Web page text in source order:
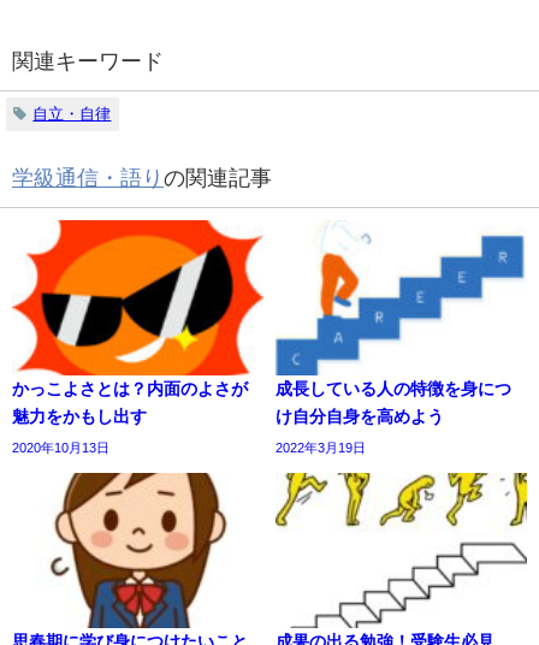
関連キーワード
自立・自律
学級通信・語り の関連記事
かっこよさとは？内面のよさが
魅力をかもし出す
2020年10月13日
成長している人の特徴を身につ
け自分自身を高めよう
2022年3月19日
思春期に学び身につけたいこと 成果の出る勉強！受験生必見